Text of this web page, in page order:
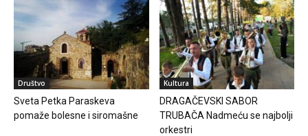
Društvo
Sveta Petka Paraskeva
pomaže bolesne i siromašne
Kultura
DRAGAČEVSKI SABOR
TRUBAČA Nadmeću se najbolji
orkestri